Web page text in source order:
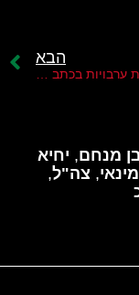
הבא
בן מנחם, יחיא
, צה"ל,